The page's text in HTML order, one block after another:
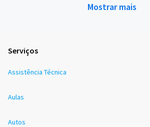
Mostrar mais
Serviços
Assistência Técnica
Aulas
Autos